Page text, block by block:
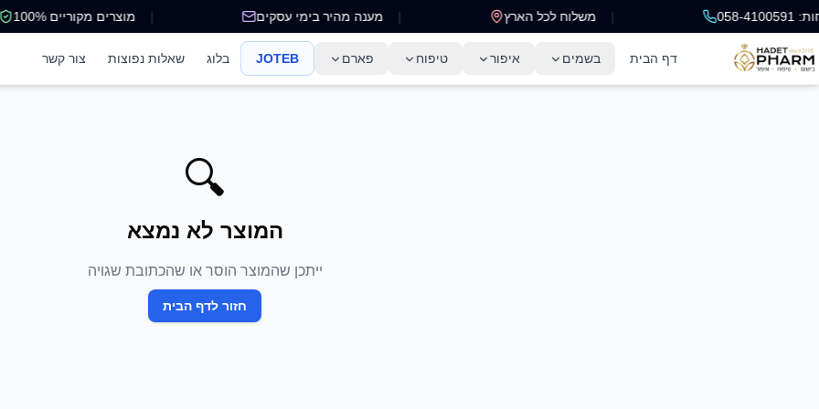
מוצרים מקוריים 100% מענה מהיר בימי עסקים משלוח לכל הארץ
דף הבית בשמים איפור טיפוח פארם JOTEB בלוג שאלות נפוצות צור קשר
🔍
המוצר לא נמצא
ייתכן שהמוצר הוסר או שהכתובת שגויה
חזור לדף הבית